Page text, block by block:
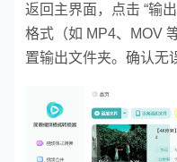
返回主界面，点击 “输
格式（如 MP4、MOV
置输出文件夹。 确认无